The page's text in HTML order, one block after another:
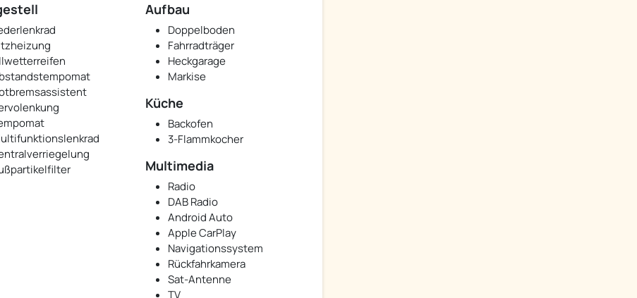
Aufbau
Doppelboden
Fahrradträger
Heckgarage
Markise
Küche
Backofen
3-Flammkocher
Multimedia
Radio
DAB Radio
Android Auto
Apple CarPlay
Navigationssystem
Rückfahrkamera
Sat-Antenne
TV